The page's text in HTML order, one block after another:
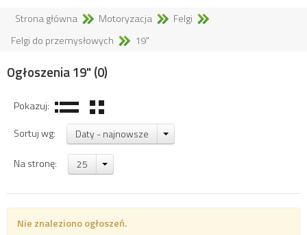
Strona główna Motoryzacja
Felgi
Felgi do przemysłowych
19"
Ogłoszenia 19" (0)
Pokazuj:
Sortuj wg:
Daty - najnowsze
Na stronę: 25
Nie znaleziono ogłoszeń.